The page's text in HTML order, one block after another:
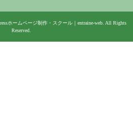
ホームページ制作・スクール｜entraine-web. All Rights
Reserved.